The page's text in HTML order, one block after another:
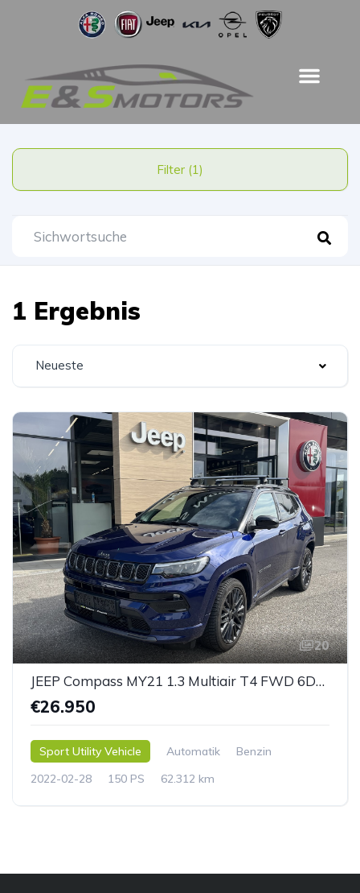
Filter (1)
1 Ergebnis
Neueste
20
JEEP Compass MY21 1.3 Multiair T4 FWD 6DDCT S
€26.950
Sport Utility Vehicle Automatik
Benzin
2022-02-28
150 PS 62.312 km